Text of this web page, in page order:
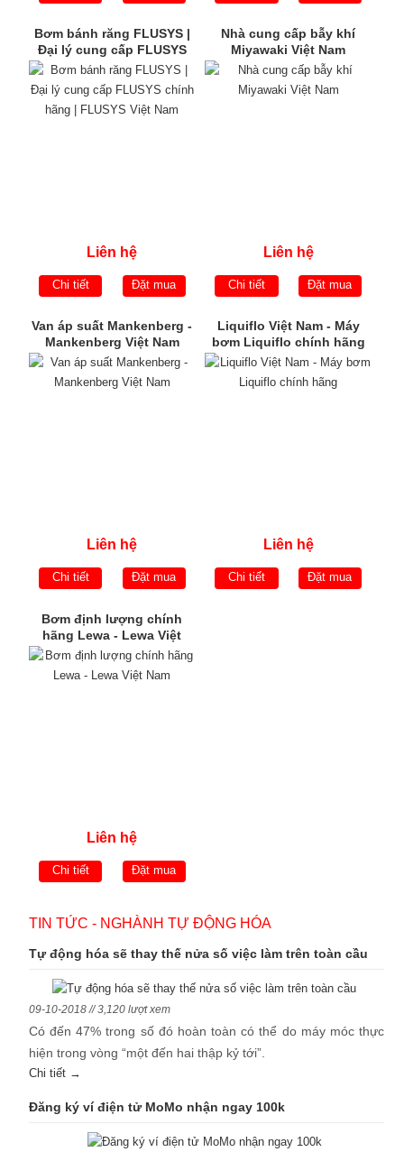
Bơm bánh răng FLUSYS |
Đại lý cung cấp FLUSYS
chính hãng | FLUSYS Việt
Nam
Liên hệ
Chi tiết Đặt mua
Nhà cung cấp bẫy khí
Miyawaki Việt Nam
Liên hệ
Chi tiết Đặt mua
Van áp suất Mankenberg -
Mankenberg Việt Nam
Liên hệ
Chi tiết Đặt mua
Liquiflo Việt Nam - Máy
bơm Liquiflo chính hãng
Liên hệ
Chi tiết Đặt mua
Bơm định lượng chính
hãng Lewa - Lewa Việt
Nam
Liên hệ
Chi tiết Đặt mua
TIN TỨC - NGHÀNH TỰ ĐỘNG HÓA
Tự động hóa sẽ thay thế nửa số việc làm trên toàn cầu
09-10-2018 // 3,120 lượt xem
Có đến 47% trong số đó hoàn toàn có thể do máy móc thực
hiện trong vòng “một đến hai thập kỷ tới”.
Chi tiết →
Đăng ký ví điện tử MoMo nhận ngay 100k